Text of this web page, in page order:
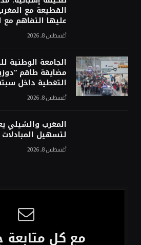
القطيعة مع
عليها التفاهم مع
أغسطس 8, 2026
الجامعة الوطنية
مضايقة طاقم
التغطية داخل
أغسطس 8, 2026
المغرب والشيلي
لتسهيل المبادلات
أغسطس 8, 2026
مع كل متابعة